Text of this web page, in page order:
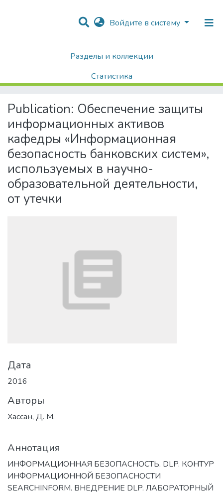
Войдите в систему
Разделы и коллекции
Статистика
Диссертации / Выпускные квалификационные работы
Обеспечение защиты информационных активов кафедры «Информационная безопасность банковских систем», используемых в научно-образовательной деятельности, от утечки
Publication: Обеспечение защиты
информационных активов
кафедры «Информационная
безопасность банковских систем»,
используемых в научно-
образовательной деятельности,
от утечки
Дата
2016
Авторы
Хассан, Д. М.
Аннотация
ИНФОРМАЦИОННАЯ БЕЗОПАСНОСТЬ. DLP. КОНТУР
ИНФОРМАЦИОННОЙ БЕЗОПАСНОСТИ
SEARCHINFORM. ВНЕДРЕНИЕ DLP. ЛАБОРАТОРНЫЙ